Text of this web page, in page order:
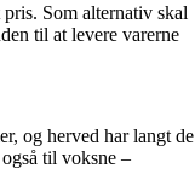
Som alternativ skal
til at levere varerne
og herved har langt de
til voksne –